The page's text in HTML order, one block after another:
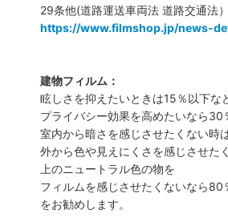
29条他(道路運送車両法 道路交通法）
https://www.filmshop.jp/news-
建物フィルム：
眩しさを抑えたいときは15％以下な
プライバシー効果を高めたいなら30
室内から暗さを感じさせたくない時
外から色や見えにくさを感じさせた
上のニュートラル色の物を
フィルムを感じさせたくないなら80
をお勧めします。